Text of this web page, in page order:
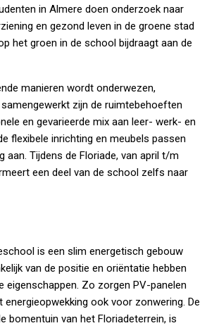
in Almere doen onderzoek naar
en gezond leven in de groene stad
het groen in de school bijdraagt aan de
manieren wordt onderwezen,
zijn de ruimtebehoeften
en gevarieerde mix aan leer- werk- en
flexibele inrichting en meubels passen
aan. Tijdens de Floriade, van april t/m
een deel van de school zelfs naar
is een slim energetisch gebouw
van de positie en oriëntatie hebben
eigenschappen. Zo zorgen PV-panelen
energieopwekking ook voor zonwering. De
bomentuin van het Floriadeterrein, is